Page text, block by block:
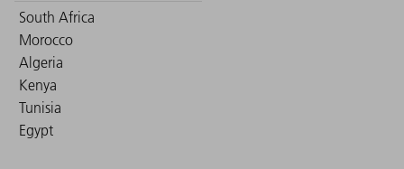
South Africa
Morocco
Algeria
Kenya
Tunisia
Egypt